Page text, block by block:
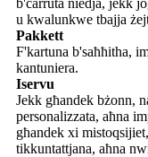
b'ċarruta niedja, jekk
u kwalunkwe tbajja
Pakkett
F'kartuna b'saħħitha,
kantuniera.
Iservu
Jekk għandek bżonn,
personalizzata, aħna
għandek xi
tikkuntattjana, aħna